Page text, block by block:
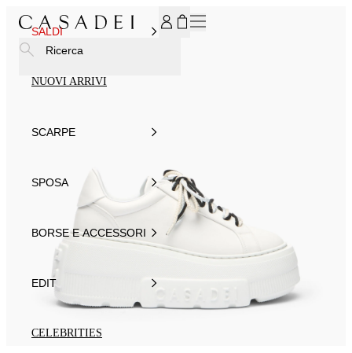
SALDI
NUOVI ARRIVI
SCARPE
SPOSA
BORSE E ACCESSORI
EDIT
CELEBRITIES
Ricerca